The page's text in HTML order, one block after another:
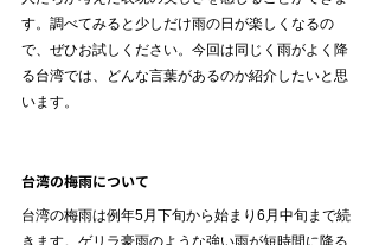
す。調べてみると少しだけ雨の日が楽しくなるの
で、ぜひお試しください。今回は同じく雨がよく降
る台湾では、どんな言葉があるのか紹介したいと思
います。
台湾の梅雨について
台湾の梅雨は例年5月下旬から始まり6月中旬まで続
きます。ゲリラ豪雨のような強い雨が短時間に降る